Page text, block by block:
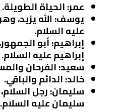
عمر: الحياة الطويلة.
يوسف: الله يزيد،
عليه السلام.
إبراهيم: أبو
إبراهيم عليه السلام.
سعيد: الفرحان
خالد: الدائم والباقي.
سليمان: رجل
سليمان عليه السلام.